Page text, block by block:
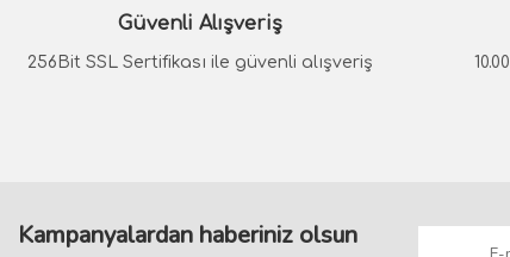
Ürün fiyatı diğer sitelerden daha pahalı.
Bu ürüne benzer farklı alternatifler olmalı.
Güvenli Alışveriş
256Bit SSL Sertifikası ile güvenli alışveriş
Kampanyalardan haberiniz olsun